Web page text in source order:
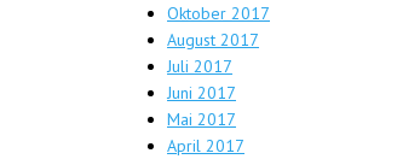
Oktober 2017
August 2017
Juli 2017
Juni 2017
Mai 2017
April 2017